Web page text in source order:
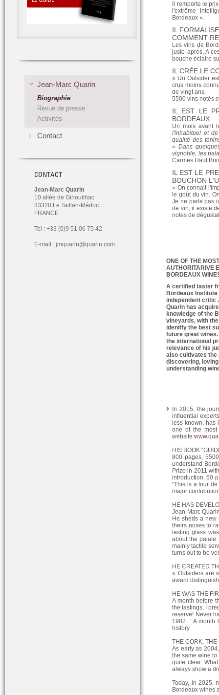
Il remporte le
l'extrême
Bordeaux ».
IL
COMMENT
Les vins de
juste après. A
bouche éclaire
IL CRÉE LE
« Un Outsider
crus moins
de vingt ans.
5500 vins notés
IL EST LE
BORDEAUX
Un mois avant
l'inhabituel et
qualité des
« Dans
vignoble, les
Carmes Haut
IL EST LE
BOUCHON
« On connait
le goût du vin.
Je ne parle pas
de vin, il existe
notes de
ONE OF THE
AUTHORITARIVE
BORDEAUX
A certified taster
Bordeaux Institute
independent critic
Quarin has
knowledge of the
vineyards, with
identify the best
future great
the international
relevance of his
also cultivates the
discovering,
understanding
In 2015, the
influential
less known,
one of the most
website:
HIS BOOK
800 pages,
understand
Prize in 2011
introduction. 50
“This is a tour
major
HE HAS
Jean-Marc
He sheds a new
theirs noses to
tasting glass
about the
mainly tactile
turns out to be
HE CREATED
« Outsiders are
award
HE WAS THE
A month before
the tastings, I
reserve! Never
1982. “ A
history.
THE CORK, THE
As early as
the same wine to
quite clear.
always show a
Today, in 2025,
Bordeaux wines
Jean-Marc Quarin
Biographie
Revue de presse
Activités
Contact
CONTACT
Jean-Marc Quarin
10 allée de Ginouilhac
33320 Le Taillan-Médoc
FRANCE
Tel : +33 (0)9 51 06 75 42
E-mail : jmquarin@quarin.com